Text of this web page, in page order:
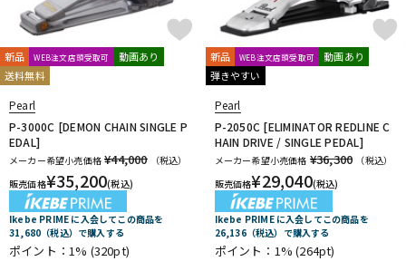
新品 WEB注文店頭受取可
動画あり
送料無料
Pearl
P-3000C [DEMON CHAIN SINGLE P
EDAL]
メーカー希望小売価格 ¥44,000
（税込）
販売価格¥35,200(税込)
Ikebe PRIME に入会してこの商品を
31,680（税込）で購入する
ポイント：1% (320pt)
新品 WEB注文店頭受取可
動画あり
弾きやすい
Pearl
P-2050C [ELIMINATOR REDLINE C
HAIN DRIVE / SINGLE PEDAL]
メーカー希望小売価格 ¥36,300
（税込）
販売価格¥29,040(税込)
Ikebe PRIME に入会してこの商品を
26,136（税込）で購入する
ポイント：1%(264pt)